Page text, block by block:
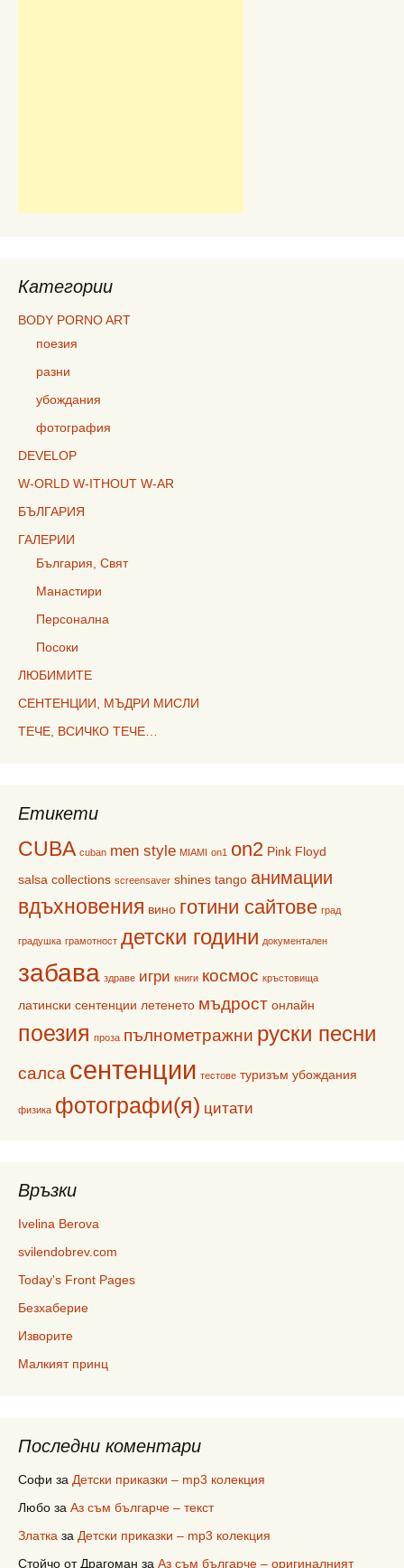
Категории
BODY PORNO ART
поезия
разни
убождания
фотография
DEVELOP
W-ORLD W-ITHOUT W-AR
БЪЛГАРИЯ
ГАЛЕРИИ
България, Свят
Манастири
Персонална
Посоки
ЛЮБИМИТЕ
СЕНТЕНЦИИ, МЪДРИ МИСЛИ
ТЕЧЕ, ВСИЧКО ТЕЧЕ…
Етикети
CUBA cuban men style MIAMI on1 on2 Pink Floyd
salsa collections screensaver shines tango анимации
вдъхновения вино готини сайтове град
градушка грамотност детски години документален
забава здраве игри книги космос кръстовища
латински сентенции летенето мъдрост онлайн
поезия проза пълнометражни руски песни
салса сентенции тестове туризъм убождания
физика фотографи(я) цитати
Връзки
Ivelina Berova
svilendobrev.com
Today's Front Pages
Безхаберие
Изворите
Малкият принц
Последни коментари
Софи за Детски приказки – mp3 колекция
Любо за Аз съм българче – текст
Златка за Детски приказки – mp3 колекция
Стойчо от Драгоман за Аз съм българче – оригиналният